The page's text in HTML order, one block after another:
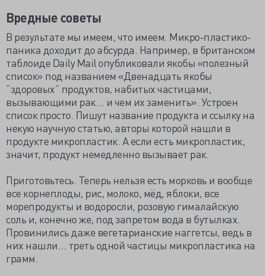
Вредные советы
В результате мы имеем, что имеем. Микро-пластико-
паника доходит до абсурда. Например, в британском
таблоиде Daily Mail опубликовали якобы «полезный
список» под названием «Двенадцать якобы
“здоровых” продуктов, набитых частицами,
вызывающими рак… и чем их заменить». Устроен
список просто. Пишут название продукта и ссылку на
некую научную статью, авторы которой нашли в
продукте микропластик. А если есть микропластик,
значит, продукт немедленно вызывает рак.
Приготовьтесь. Теперь нельзя есть морковь и вообще
все корнеплоды, рис, молоко, мёд, яблоки, все
морепродукты и водоросли, розовую гималайскую
соль и, конечно же, под запретом вода в бутылках.
Провинились даже вегетарианские наггетсы, ведь в
них нашли… треть одной частицы микропластика на
грамм.